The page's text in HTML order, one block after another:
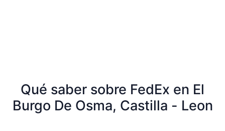
Qué saber sobre FedEx en El
Burgo De Osma, Castilla - Leon